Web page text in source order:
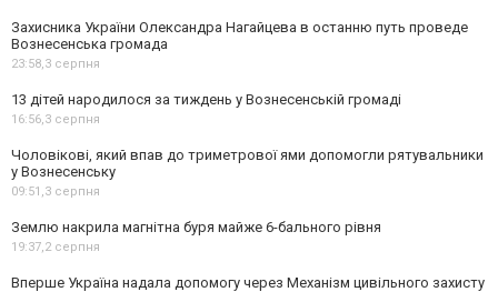
Захисника України Олександра Нагайцева в останню путь проведе
Вознесенська громада
23:58,3 серпня
13 дітей народилося за тиждень у Вознесенській громаді
16:56,3 серпня
Чоловікові, який впав до триметрової ями допомогли рятувальники
у Вознесенську
09:51,3 серпня
Землю накрила магнітна буря майже 6-бального рівня
19:37,2 серпня
Вперше Україна надала допомогу через Механізм цивільного захисту